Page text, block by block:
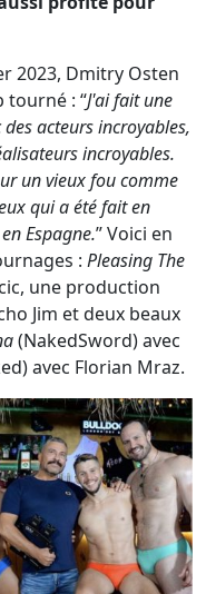
incroyables.
un vieux fou comme
qui a été fait en
Espagne.” Voici en
:Pleasing The
une production
Jim et deux beaux
(NakedSword) avec
avec Florian Mraz.